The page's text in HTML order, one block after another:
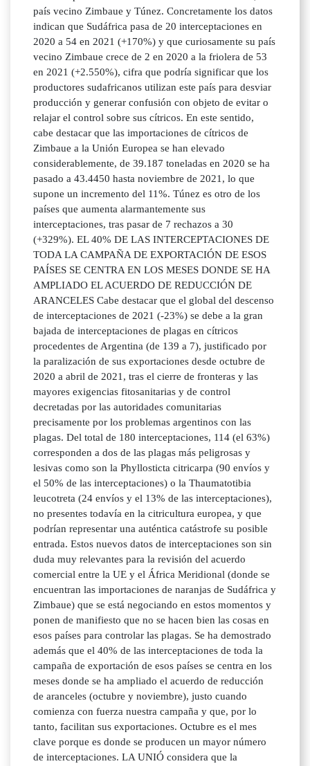
país vecino Zimbaue y Túnez. Concretamente los datos
indican que Sudáfrica pasa de 20 interceptaciones en
2020 a 54 en 2021 (+170%) y que curiosamente su país
vecino Zimbaue crece de 2 en 2020 a la friolera de 53
en 2021 (+2.550%), cifra que podría significar que los
productores sudafricanos utilizan este país para desviar
producción y generar confusión con objeto de evitar o
relajar el control sobre sus cítricos. En este sentido,
cabe destacar que las importaciones de cítricos de
Zimbaue a la Unión Europea se han elevado
considerablemente, de 39.187 toneladas en 2020 se ha
pasado a 43.4450 hasta noviembre de 2021, lo que
supone un incremento del 11%. Túnez es otro de los
países que aumenta alarmantemente sus
interceptaciones, tras pasar de 7 rechazos a 30
(+329%). EL 40% DE LAS INTERCEPTACIONES DE
TODA LA CAMPAÑA DE EXPORTACIÓN DE ESOS
PAÍSES SE CENTRA EN LOS MESES DONDE SE HA
AMPLIADO EL ACUERDO DE REDUCCIÓN DE
ARANCELES Cabe destacar que el global del descenso
de interceptaciones de 2021 (-23%) se debe a la gran
bajada de interceptaciones de plagas en cítricos
procedentes de Argentina (de 139 a 7), justificado por
la paralización de sus exportaciones desde octubre de
2020 a abril de 2021, tras el cierre de fronteras y las
mayores exigencias fitosanitarias y de control
decretadas por las autoridades comunitarias
precisamente por los problemas argentinos con las
plagas. Del total de 180 interceptaciones, 114 (el 63%)
corresponden a dos de las plagas más peligrosas y
lesivas como son la Phyllosticta citricarpa (90 envíos y
el 50% de las interceptaciones) o la Thaumatotibia
leucotreta (24 envíos y el 13% de las interceptaciones),
no presentes todavía en la citricultura europea, y que
podrían representar una auténtica catástrofe su posible
entrada. Estos nuevos datos de interceptaciones son sin
duda muy relevantes para la revisión del acuerdo
comercial entre la UE y el África Meridional (donde se
encuentran las importaciones de naranjas de Sudáfrica y
Zimbaue) que se está negociando en estos momentos y
ponen de manifiesto que no se hacen bien las cosas en
esos países para controlar las plagas. Se ha demostrado
además que el 40% de las interceptaciones de toda la
campaña de exportación de esos países se centra en los
meses donde se ha ampliado el acuerdo de reducción
de aranceles (octubre y noviembre), justo cuando
comienza con fuerza nuestra campaña y que, por lo
tanto, facilitan sus exportaciones. Octubre es el mes
clave porque es donde se producen un mayor número
de interceptaciones. LA UNIÓ considera que la